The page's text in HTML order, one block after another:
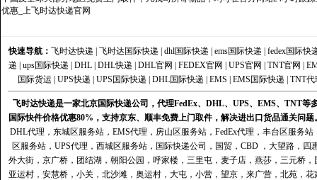
优惠_上飞时达快递官网
快速导航： 飞时达快递 飞时达国际快递 dhl国际快递 ems国际快递
fedex国际快
递
ups国际快递 DHL DHL快递 DHL官网 FEDEX官网 UPS官网 TNT官网
国际货运| UPS快递 UPS国际快递 DHL国际快递 EMS EMS国际快递 TNT代
飞时达快递是一家北京国际快递公司，代理FedEx、DHL、UPS、EMS、TNT
国际快件价格优惠80%，支持京东、顺丰免费上门取件，解决进出口货品通关问题
DHL代理 ， 东城区服务站 ， EMS代理 ， 房山区服务站 ， FedEx代理 ， 丰台区服务站
区服务站， UPS代理 ， 西城区服务站， 国际快递公司 ，国贸，CBD ，大望路，
外大街，京广桥，团结湖，朝阳公园，呼家楼，三里屯，麦子店，燕莎，三元桥
亚运村，安慧桥，小关，北沙滩，奥运村，大屯，小营，望京，来广营，北苑，